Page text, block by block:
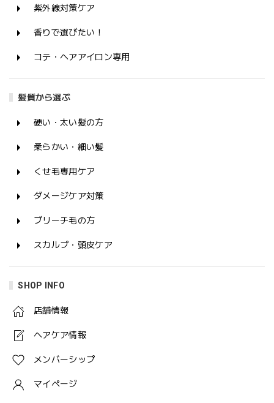
紫外線対策ケア
香りで選びたい！
コテ・ヘアアイロン専用
髪質から選ぶ
硬い・太い髪の方
柔らかい・細い髪
くせ毛専用ケア
ダメージケア対策
ブリーチ毛の方
スカルプ・頭皮ケア
SHOP INFO
店舗情報
ヘアケア情報
メンバーシップ
マイページ